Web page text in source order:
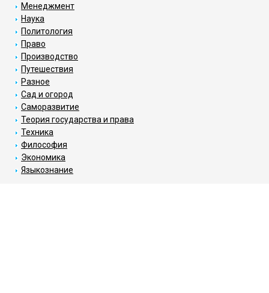
Менеджмент
Наука
Политология
Право
Производство
Путешествия
Разное
Сад и огород
Саморазвитие
Теория государства и права
Техника
Философия
Экономика
Языкознание